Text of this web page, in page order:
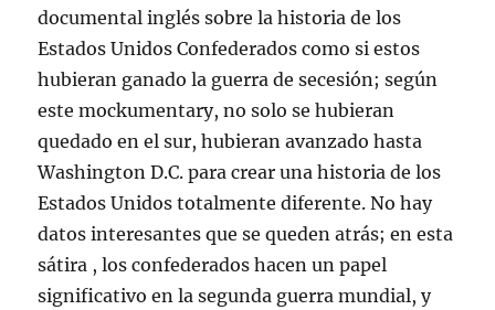
documental inglés sobre la historia de los
Estados Unidos Confederados como si estos
hubieran ganado la guerra de secesión; según
este mockumentary, no solo se hubieran
quedado en el sur, hubieran avanzado hasta
Washington D.C. para crear una historia de los
Estados Unidos totalmente diferente. No hay
datos interesantes que se queden atrás; en esta
sátira , los confederados hacen un papel
significativo en la segunda guerra mundial, y